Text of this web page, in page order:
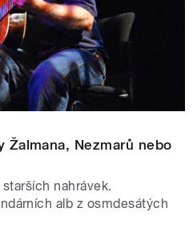
Žalmana, Nezmarů nebo
nahrávek.
alb z osmdesátých